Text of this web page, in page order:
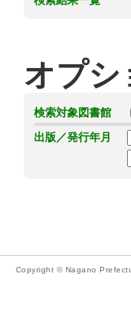
オプシ
検索対象図書館
出版／発行年月
Copyright © Nagano